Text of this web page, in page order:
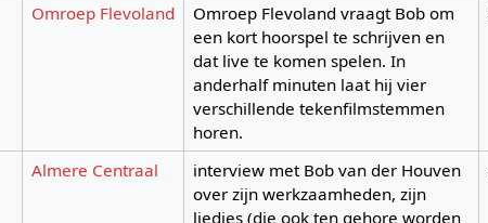
Omroep Flevoland
Omroep Flevoland vraagt Bob om
een kort hoorspel te schrijven en
dat live te komen spelen. In
anderhalf minuten laat hij vier
verschillende tekenfilmstemmen
horen.
Almere Centraal
interview met Bob van der Houven
over zijn werkzaamheden, zijn
liedjes (die ook ten gehore worden